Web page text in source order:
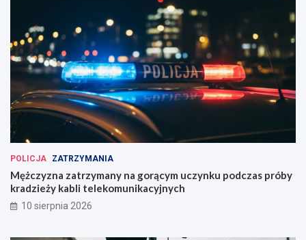
POLICJA ZATRZYMANIA
Mężczyzna zatrzymany na gorącym uczynku podczas próby
kradzieży kabli telekomunikacyjnych
10 sierpnia 2026